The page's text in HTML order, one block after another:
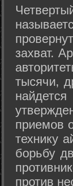
захват.
тысячи,
приемов
технику
борьбу
против